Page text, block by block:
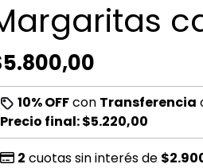
10% OFFcon Transferencia
Precio final:$5.220,00
2 cuotas sin interés de